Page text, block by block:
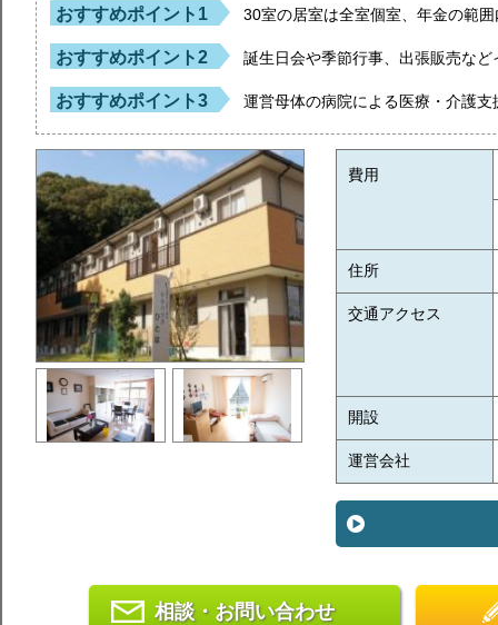
おすすめポイント1 30室の居室は全室個室、年金の範
おすすめポイント2 誕生日会や季節行事、出張販売な
おすすめポイント3 運営母体の病院による医療・介護支
費用
住所
交通アクセス
開設
運営会社
相談・お問い合わせ